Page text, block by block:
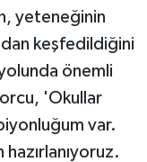
yeteneğinin
keşfedildiğini
önemli
'Okullar
var.
hazırlanıyoruz.